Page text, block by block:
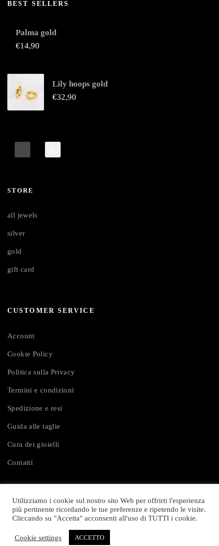
BEST SELLERS
Palma gold
€14,90
Lily hoops gold
€32,90
STORE
all jewels
silver
gold
gift card
CUSTOMER SERVICE
Account
Cookie Policy
Politica sulla Privacy
Termini e condizioni
Spedizione e resi
Guida alle taglie
Cura dei gioielli
Contatti
© 2024 Iomysmo. All rights reserved.
Utilizziamo i cookie sul nostro sito Web per offrirti l'esperienza
più pertinente ricordando le tue preferenze e ripetendo le visite.
Cliccando su "Accetta" acconsenti all'uso di TUTTI i cookie.
Cookie settings ACCETTO